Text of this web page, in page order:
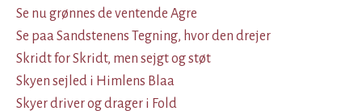
Se nu grønnes de ventende Agre
Se paa Sandstenens Tegning, hvor den drejer
Skridt for Skridt, men sejgt og støt
Skyen sejled i Himlens Blaa
Skyer driver og drager i Fold